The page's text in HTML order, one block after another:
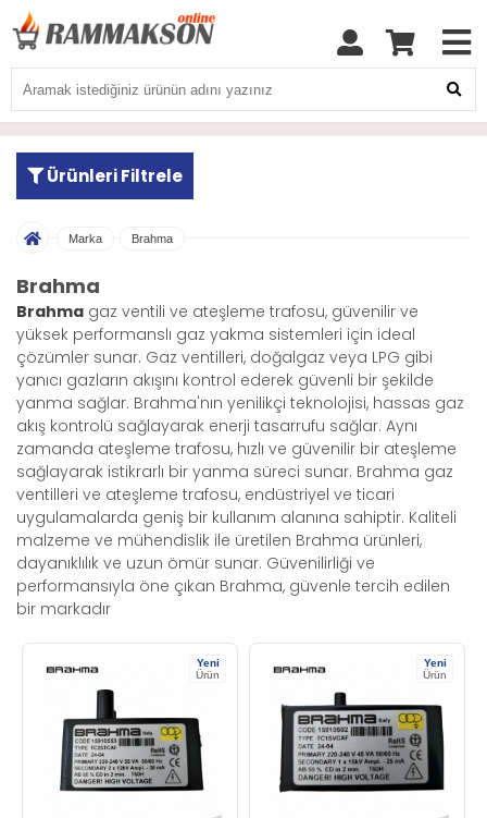
Ürünleri Filtrele
Marka Brahma
Brahma
Brahma gaz ventili ve ateşleme trafosu, güvenilir ve
yüksek performanslı gaz yakma sistemleri için ideal
çözümler sunar. Gaz ventilleri, doğalgaz veya LPG gibi
yanıcı gazların akışını kontrol ederek güvenli bir şekilde
yanma sağlar. Brahma'nın yenilikçi teknolojisi, hassas gaz
akış kontrolü sağlayarak enerji tasarrufu sağlar. Aynı
zamanda ateşleme trafosu, hızlı ve güvenilir bir ateşleme
sağlayarak istikrarlı bir yanma süreci sunar. Brahma gaz
ventilleri ve ateşleme trafosu, endüstriyel ve ticari
uygulamalarda geniş bir kullanım alanına sahiptir. Kaliteli
malzeme ve mühendislik ile üretilen Brahma ürünleri,
dayanıklılık ve uzun ömür sunar. Güvenilirliği ve
performansıyla öne çıkan Brahma, güvenle tercih edilen
bir markadır
Yeni
Ürün
Yeni
Ürün